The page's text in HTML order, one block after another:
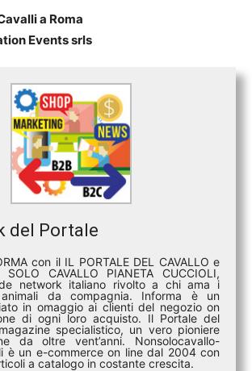
a Roma
Events srls
del Portale
con il IL PORTALE DEL CAVALLO e
CAVALLO PIANETA CUCCIOLI,
network italiano rivolto a chi ama i
da compagnia. Informa è un
in omaggio ai clienti del negozio on
di ogni loro acquisto. Il Portale del
specialistico, un vero pioniere
da oltre vent’anni. Nonsolocavallo-
è un e-commerce on line dal 2004 con
a catalogo in costante crescita.